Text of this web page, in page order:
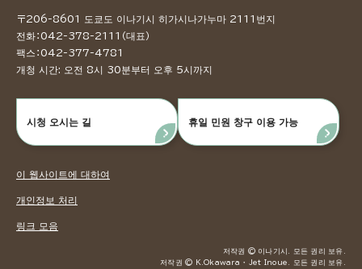
〒206-8601 도쿄도 이나기시 히가시나가누마 2111번지
전화：042-378-2111（대표）
팩스：042-377-4781
개청 시간: 오전 8시 30분부터 오후 5시까지
시청 오시는 길 휴일 민원 창구 이용 가능
이 웹사이트에 대하여
개인정보 처리
링크 모음
저작권 © 이나기시. 모든 권리 보유.
저작권 © K.Okawara ・ Jet Inoue. 모든 권리 보유.